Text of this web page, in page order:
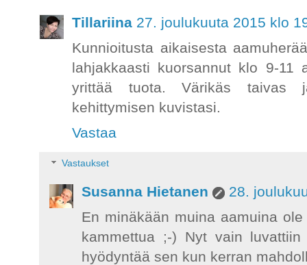
Tillariina 27. joulukuuta 2015 klo
Kunnioitusta aikaisesta
lahjakkaasti kuorsannut klo 9-
yrittää tuota. Värikäs taivas
kehittymisen kuvistasi.
Vastaa
Vastaukset
Susanna Hietanen
28.
En minäkään muina aamuina
kammettua ;-) Nyt vain
hyödyntää sen kun kerran